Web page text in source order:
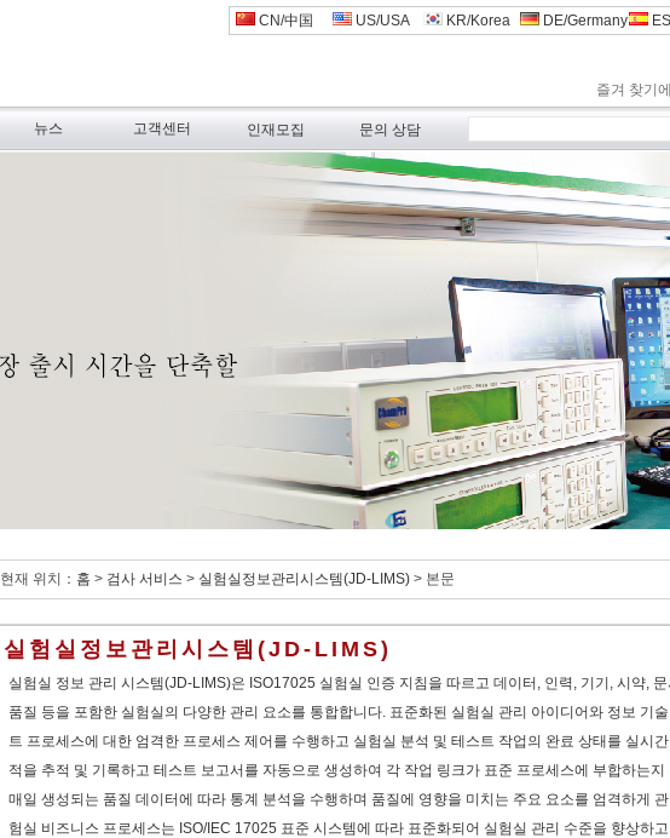
CN/中国 US/USA KR/Korea DE/Germany
즐겨 찾기
뉴스 고객센터 인재모집 문의 상담
현재 위치： 홈 > 검사 서비스 > 실험실정보관리시스템(JD-LIMS) > 본문
실험실정보관리시스템(JD-LIMS)
실험실 정보 관리 시스템(JD-LIMS)은 ISO17025 실험실 인증 지침을 따르고 데이터, 인력, 기기, 시약,
품질 등을 포함한 실험실의 다양한 관리 요소를 통합합니다. 표준화된 실험실 관리 아이디어와 정보 기
트 프로세스에 대한 엄격한 프로세스 제어를 수행하고 실험실 분석 및 테스트 작업의 완료 상태를 실시
적을 추적 및 기록하고 테스트 보고서를 자동으로 생성하여 각 작업 링크가 표준 프로세스에 부합하는지
매일 생성되는 품질 데이터에 따라 통계 분석을 수행하며 품질에 영향을 미치는 주요 요소를 엄격하게
험실 비즈니스 프로세스는 ISO/IEC 17025 표준 시스템에 따라 표준화되어 실험실 관리 수준을 향상하